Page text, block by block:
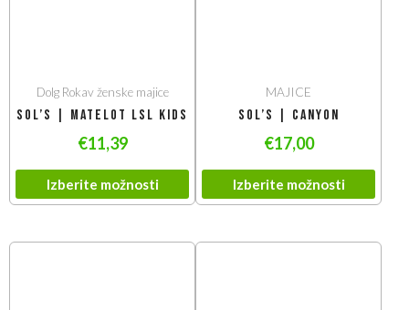
Dolg Rokav ženske majice
SOL’S | Matelot LSL Kids
€11,39
Izberite možnosti
MAJICE
SOL’S | Canyon
€17,00
Izberite možnosti